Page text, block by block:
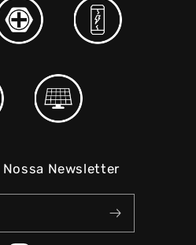
Nossa Newsletter